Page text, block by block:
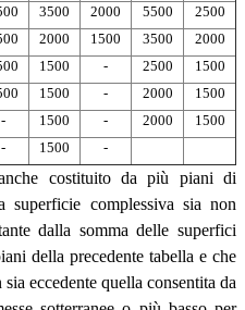
3500 2000 5500
2500
2000 1500 3500
2000
1500 - 2500
1500
1500 - 2000
1500
- 1500 - 2000
1500
- 1500 -
costituito da più piani di
superficie complessiva sia non
dalla somma delle superfici
della precedente tabella e che
eccedente quella consentita da